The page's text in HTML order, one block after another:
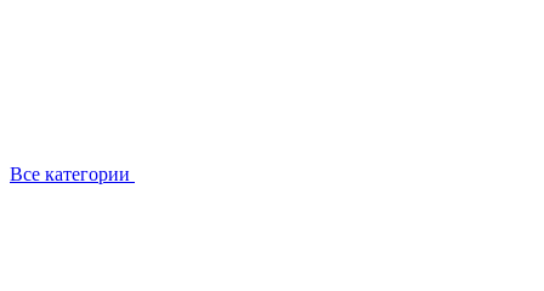
Все категории